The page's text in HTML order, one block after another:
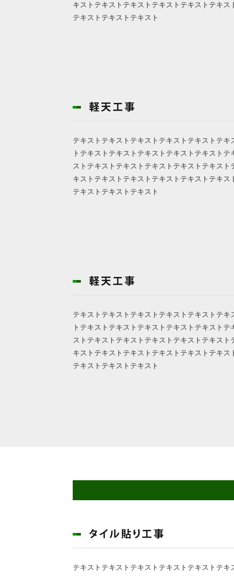
キストテキストテキストテキストテキストテキ
テキストテキストテキスト
テキストテキストテキストテキストテキストテ
トテキストテキストテキストテキストテキスト
ストテキストテキストテキストテキストテキス
キストテキストテキストテキストテキストテキ
テキストテキストテキスト
テキストテキストテキストテキストテキストテ
トテキストテキストテキストテキストテキスト
ストテキストテキストテキストテキストテキス
キストテキストテキストテキストテキストテキ
テキストテキストテキスト
テキストテキストテキストテキストテキストテ